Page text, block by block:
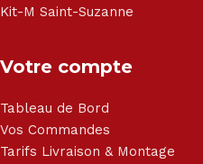
Kit-M Saint-Suzanne
Votre compte
Tableau de Bord
Vos Commandes
Tarifs Livraison & Montage